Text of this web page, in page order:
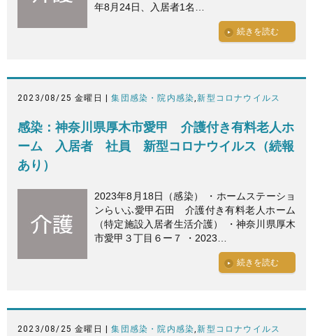
年8月24日、入居者1名…
続きを読む
2023/08/25 金曜日 |集団感染・院内感染 ,新型コロナウイルス
感染：神奈川県厚木市愛甲 介護付き有料老人ホ
ーム 入居者 社員 新型コロナウイルス（続報
あり）
2023年8月18日（感染） ・ホームステーショ
ンらいふ愛甲石田 介護付き有料老人ホーム
（特定施設入居者生活介護） ・神奈川県厚木
市愛甲３丁目６ー７ ・2023…
続きを読む
2023/08/25 金曜日 |集団感染・院内感染,新型コロナウイルス